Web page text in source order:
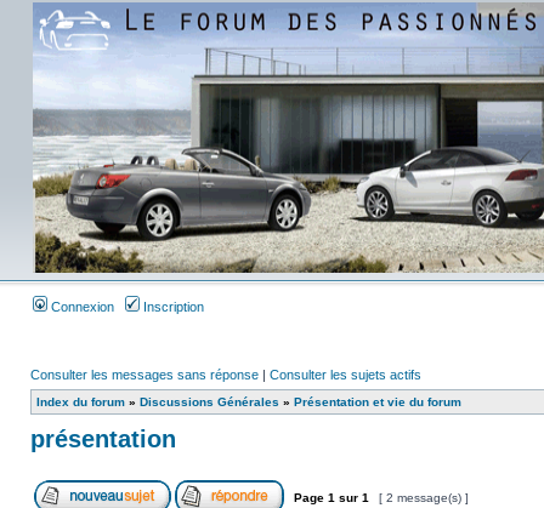
Connexion Inscription
Consulter les messages sans réponse | Consulter les sujets actifs
Index du forum » Discussions Générales » Présentation et vie du forum
présentation
Page 1 sur 1 [ 2 message(s) ]